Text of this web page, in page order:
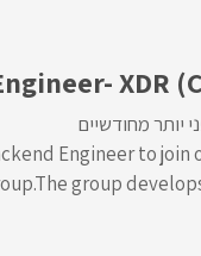
XDR
יותר מחודשיים
Engineer to join
group develops